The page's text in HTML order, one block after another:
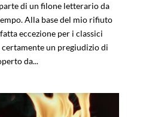
di un filone letterario da
Alla base del mio rifiuto
eccezione per i classici
un pregiudizio di
da...